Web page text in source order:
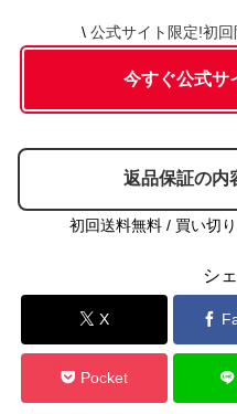
公式サイト限定!初
今すぐ公式サ
返品保証の内
初回送料無料 / 買い切
シ
X
Pocket